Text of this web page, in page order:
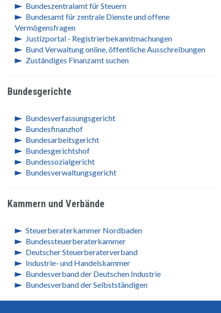
Bundeszentralamt für Steuern
Bundesamt für zentrale Dienste und offene
Vermögensfragen
Justizportal - Registrierbekanntmachungen
Bund Verwaltung online, öffentliche Ausschreibungen
Zuständiges Finanzamt suchen
Bundesgerichte
Bundesverfassungsgericht
Bundesfinanzhof
Bundesarbeitsgericht
Bundesgerichtshof
Bundessozialgericht
Bundesverwaltungsgericht
Kammern und Verbände
Steuerberaterkammer Nordbaden
Bundessteuerberaterkammer
Deutscher Steuerberaterverband
Industrie- und Handelskammer
Bundesverband der Deutschen Industrie
Bundesverband der Selbstständigen